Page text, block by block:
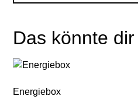
Das könnte
Energiebox